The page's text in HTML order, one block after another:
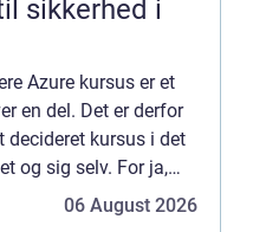
sikkerhed i
Azure kursus er et
en del. Det er derfor
decideret kursus i det
og sig selv. For ja,
06 August 2026